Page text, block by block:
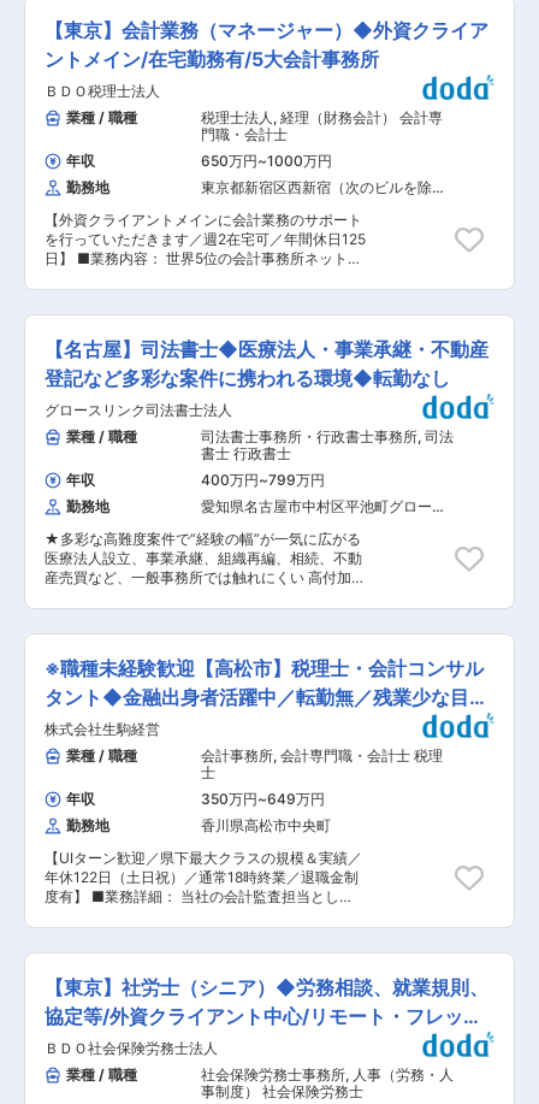
を育成する教育体制 業界では珍しく、新卒採用を
行っており、未経験者を育成する教育体制が整っ
ています。 ◇長く働きやすい環境と福利厚生 土
日祝日休みの完全週休二日制で年間休日125日、
残業も月に20〜30時間程度、有給は1時間単位で
取得可能、有給取得率も70％以上と高くプライベ
ートとも両立しながら働きやすい環境が整ってい
ます。様々な福利厚生や成長支援などもあり、経
験や知識を活かしながら長く働ける環境がありま
す。 2017年には「岐阜県ワーク・ライフ・バラ
ンス推進エクセレント企業」、2024年には「厚
生労働省くるみん」や「健康経営優良法人
2024」に認定されました。 ◇国内の大手優良企
圏にあるため、自動車関係の顧客が多く、サービ
ス品質の向上と業務の徹底した効率化に取り組ん
引年数は21.5年です。 変更の範囲：会社の定める
業務
す。 ※新規開拓、M＆A仲介、不動産紹介、事業
再生、事業承継、リスクマネジメントなど多岐に
わたります。 ■業務の特徴： 1人当たり20〜23
社程度を担当し、多い日で1日2〜3件を訪問。業
務エリアは四国４県、岡山県南部等となり、社用
車（AT）にて移動します。また、生命保険の契約
業務等も行っているため、生保経験をお持ちの方
は知識を活かすことができる環境です。 ■会社の
特徴： 税理士資格の合格者が5名（3名登録）。
科目合格者が10名程。社労士の有資格者が1名在
籍しており、切磋琢磨していける環境です。 通常
時は18：00に、繁忙期でも20：00にはPCがシ
ャットダウンするため残業は少な目です。 また、
再雇用制度により70歳まで働けるため、長期就業
が可能です。 ■当社の強み： 相続税の税制対応
各金融機関と提携し、紹介などの強いパイプを築
いていることで、全国的にも上位クラスの実績を
有しています。 変更の範囲：会社の定める業務
【東京】会計業務（マネージャー）◆外資クライア
ントメイン/在宅勤務有/5大会計事務所
ＢＤＯ税理士法人
業種 / 職種
税理士法人 , 経理（財務会計） 会計専
門職・会計士
年収
650万円~1000万円
勤務地
東京都新宿区西新宿（次のビルを除
【外資クライアントメインに会計業務のサポート
を行っていただきます／週2在宅可／年間休日125
日】 ■業務内容： 世界5位の会計事務所ネットワ
を総合的にサポートする当社。入社後は以下の業
務をお任せします。 ・記帳代行業務（月次決算・
四半期決算・年次決算業務含む）に関するレビュ
ー業務 ・支払代行業務に関するレビュー業務 ・
税務申告業務 ・英語対応（外資系企業の海外親会
社とのメール・電話のやり取り） ・マネージャー
としての各種管理業務 ※英語について※ 業務で翻
訳ソフト使用可。 TOEIC600点程度以上。 ※基本
的にはクライアント1社に対し、プリペアラー
（一次対応などを担当）、レビュアー（チェック
などを担当）及びマネージャー（業務管理）の3
名体制で業務に取り組みます。 ※当社システム使
用環境:MS Office、QuickBooks、SAP、
NetSuite、Xeroなど 【変更の範囲：会社の定め
る業務】 ■配属部署： 外資系クライアントの日
本法人を中心に、税務・会計業務のアウトソーシ
ー・シニアスタッフ・グローバルデスクと、多数
のスタッフが活躍中です。 ■働き方： 近年フレ
ックス制度の導入もはじめ、昨年比10%以上の残
業時間の削減に成功しています。有給取得率も高
く、資格取得を目指しつつ就業することも可能で
す。 ■募集背景： 国際税務に強い税理士法人と
して、日本企業の海外進出や外国企業の日本進出
を総合的にサポートする当法人。グローバルネッ
トワークを活用できることが強みの一つで、海外
からの紹介案件が増えています。 当法人がさらな
る成長を遂げるためには、組織体制の強化が必
要。そこで今回、新たに外資クライアントをメイ
ンにもつAccountingチームの中で、即戦力として
員します。 変更の範囲：本文参照
【名古屋】司法書士◆医療法人・事業承継・不動産
登記など多彩な案件に携われる環境◆転勤なし
グロースリンク司法書士法人
業種 / 職種
司法書士事務所・行政書士事務所, 司法
書士 行政書士
年収
400万円~799万円
勤務地
愛知県名古屋市中村区平池町グローバ
★多彩な高難度案件で“経験の幅”が一気に広がる
医療法人設立、事業承継、組織再編、相続、不動
産売買など、一般事務所では触れにくい 高付加価
す。 ★ワンストップ体制で“司法書士以上”の価値
が発揮できる 税理士・会計士・社労士・行政書士
が在籍し、グループ全体で経営を支援。 経営判
断・M&A・相続対策など深いレイヤーに踏み込め
るのが最大の特徴。 「登記をこなすだけの仕事か
ら脱したい」方に最適です。 ★働きやすさと成長
支援が両立 勤務時間選択制度、残業10〜25h・21
時以降は禁止、年休120日。 司法書士会費負担・
外部研修補助・特別休暇制度など、経験者の成長
に本気で投資する体制があります。 ■業務概要：
当社グループ内で司法書士として、医療法人や事
業承継を経ている企業など多様なクライアントに
対する登記業務全般を担当します。優良企業案件
が多く、相続対策やM＆A支援、不動産登記など
様々な分野の案件に携われるポジションです。グ
ループ内不動産会社設立に伴い不動産登記案件も
変更時の登記 ・相続発生時の不動産所有権移転登
記 ・合併、分割など各種組織再編に関する登記
・不動産登記全般 ※税務担当者からの案件引継ぎ
が中心で新規開拓はほとんどありません。 ■扱う
サービス： 法人設立、組織再編、相続・M&A、
不動産登記など司法書士業務全般 ■組織構成：
グループ全体で様々な専門資格者が在籍し、税理
※職種未経験歓迎【高松市】税理士・会計コンサル
タント◆金融出身者活躍中／転勤無／残業少な目／
働き方◎
株式会社生駒経営
業種 / 職種
会計事務所, 会計専門職・会計士 税理
士
年収
350万円~649万円
勤務地
香川県高松市中央町
【UIターン歓迎／県下最大クラスの規模＆実績／
年休122日（土日祝）／通常18時終業／退職金制
度有】 ■業務詳細： 当社の会計監査担当とし
監査に付随したコンサルティング業務※もありま
す。 ※新規開拓、M＆A仲介、不動産紹介、事業
再生、事業承継、リスクマネジメントなど多岐に
わたります。 ■業務の特徴： 1人当たり20〜23
社程度を担当し、多い日で1日2〜3件を訪問。業
務エリアは四国４県、岡山県南部等となり、社用
車（AT）にて移動します。また、生命保険の契約
業務等も行っているため、生保経験をお持ちの方
【東京】社労士（シニア）◆労務相談、就業規則、
協定等/外資クライアント中心/リモート・フレック
ス可
ＢＤＯ社会保険労務士法人
業種 / 職種
社会保険労務士事務所, 人事（労務・人
事制度） 社会保険労務士